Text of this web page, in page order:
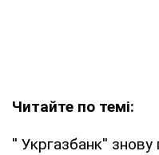
Читайте по темі:
'' Укргазбанк''